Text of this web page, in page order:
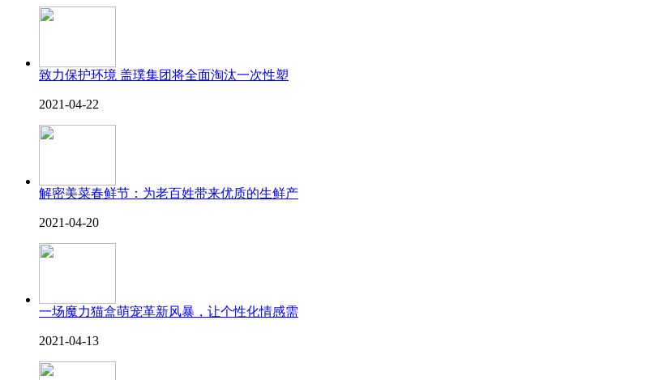
致力保护环境 盖璞集团将全面淘汰一次性塑
2021-04-22
解密美菜春鲜节：为老百姓带来优质的生鲜产
2021-04-20
一场魔力猫盒萌宠革新风暴，让个性化情感需
2021-04-13